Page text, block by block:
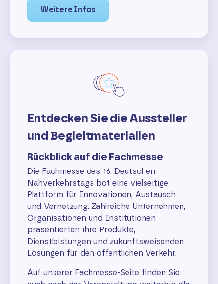
Weitere Infos
Entdecken Sie die Aussteller
und Begleitmaterialien
Rückblick auf die Fachmesse
Die Fachmesse des 16. Deutschen
Nahverkehrstags bot eine vielseitige
Plattform für Innovationen, Austausch
und Vernetzung. Zahlreiche Unternehmen,
Organisationen und Institutionen
präsentierten ihre Produkte,
Dienstleistungen und zukunftsweisenden
Lösungen für den öffentlichen Verkehr.
Auf unserer Fachmesse-Seite finden Sie